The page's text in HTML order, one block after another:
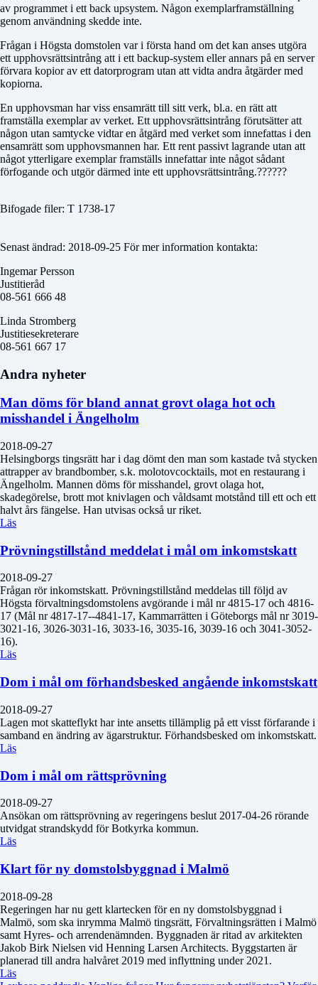
av programmet i ett back upsystem. Någon exemplarframställning
genom användning skedde inte.
Frågan i Högsta domstolen var i första hand om det kan anses utgöra
ett upphovsrättsintrång att i ett backup-system eller annars på en server
förvara kopior av ett datorprogram utan att vidta andra åtgärder med
kopiorna.
En upphovsman har viss ensamrätt till sitt verk, bl.a. en rätt att
framställa exemplar av verket. Ett upphovsrättsintrång förutsätter att
någon utan samtycke vidtar en åtgärd med verket som innefattas i den
ensamrätt som upphovsmannen har. Ett rent passivt lagrande utan att
något ytterligare exemplar framställs innefattar inte något sådant
förfogande och utgör därmed inte ett upphovsrättsintrång.??????
Bifogade filer: T 1738-17
Senast ändrad: 2018-09-25 För mer information kontakta:
Ingemar Persson
Justitieråd
08-561 666 48
Linda Stromberg
Justitiesekreterare
08-561 667 17
Andra nyheter
Man döms för bland annat grovt olaga hot och
misshandel i Ängelholm
2018-09-27
Helsingborgs tingsrätt har i dag dömt den man som kastade två stycken
attrapper av brandbomber, s.k. molotovcocktails, mot en restaurang i
Ängelholm. Mannen döms för misshandel, grovt olaga hot,
skadegörelse, brott mot knivlagen och våldsamt motstånd till ett och ett
halvt års fängelse. Han utvisas också ur riket.
Läs
Prövningstillstånd meddelat i mål om inkomstskatt
2018-09-27
Frågan rör inkomstskatt. Prövningstillstånd meddelas till följd av
Högsta förvaltningsdomstolens avgörande i mål nr 4815-17 och 4816-
17 (Mål nr 4817-17--4841-17, Kammarrätten i Göteborgs mål nr 3019-
3021-16, 3026-3031-16, 3033-16, 3035-16, 3039-16 och 3041-3052-
16).
Läs
Dom i mål om förhandsbesked angående inkomstskatt
2018-09-27
Lagen mot skatteflykt har inte ansetts tillämplig på ett visst förfarande i
samband en ändring av ägarstruktur. Förhandsbesked om inkomstskatt.
Läs
Dom i mål om rättsprövning
2018-09-27
Ansökan om rättsprövning av regeringens beslut 2017-04-26 rörande
utvidgat strandskydd för Botkyrka kommun.
Läs
Klart för ny domstolsbyggnad i Malmö
2018-09-28
Regeringen har nu gett klartecken för en ny domstolsbyggnad i
Malmö, som ska inrymma Malmö tingsrätt, Förvaltningsrätten i Malmö
samt Hyres- och arrendenämnden. Byggnaden är ritad av arkitekten
Jakob Birk Nielsen vid Henning Larsen Architects. Byggstarten är
planerad till andra halvåret 2019 med inflyttning under 2021.
Läs